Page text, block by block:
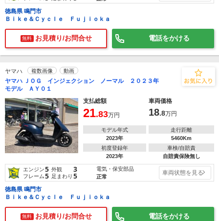
徳島県 鳴門市
Ｂｉｋｅ＆Ｃｙｃｌｅ Ｆｕｊｉｏｋａ
無料 お見積り/お問合せ 電話をかける
ヤマハ 複数画像 動画
ヤマハ ＪＯＧ インジェクション ノーマル ２０２３年
モデル ＡＹ０１
支払総額
車両価格
21.83万円 18.8万円
モデル年式
2023年
走行距離
5460Km
初度登録年
2023年
車検/自賠責
自賠責保険無し
エンジン5 外観 3
フレーム5 足まわり 5
電気・保安部品
正常
車両状態を見る
徳島県 鳴門市
Ｂｉｋｅ＆Ｃｙｃｌｅ Ｆｕｊｉｏｋａ
無料 お見積り/お問合せ 電話をかける